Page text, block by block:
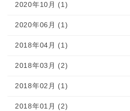
2020年10月 (1)
2020年06月 (1)
2018年04月 (1)
2018年03月 (2)
2018年02月 (1)
2018年01月 (2)